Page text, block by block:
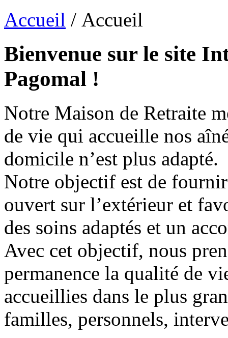
Accueil / Accueil
Bienvenue sur le site
Pagomal !
Notre Maison de Retraite
de vie qui accueille nos
domicile n’est plus adapté.
Notre objectif est de
ouvert sur l’extérieur et
des soins adaptés et un
Avec cet objectif, nous
permanence la qualité de
accueillies dans le plus
familles, personnels,